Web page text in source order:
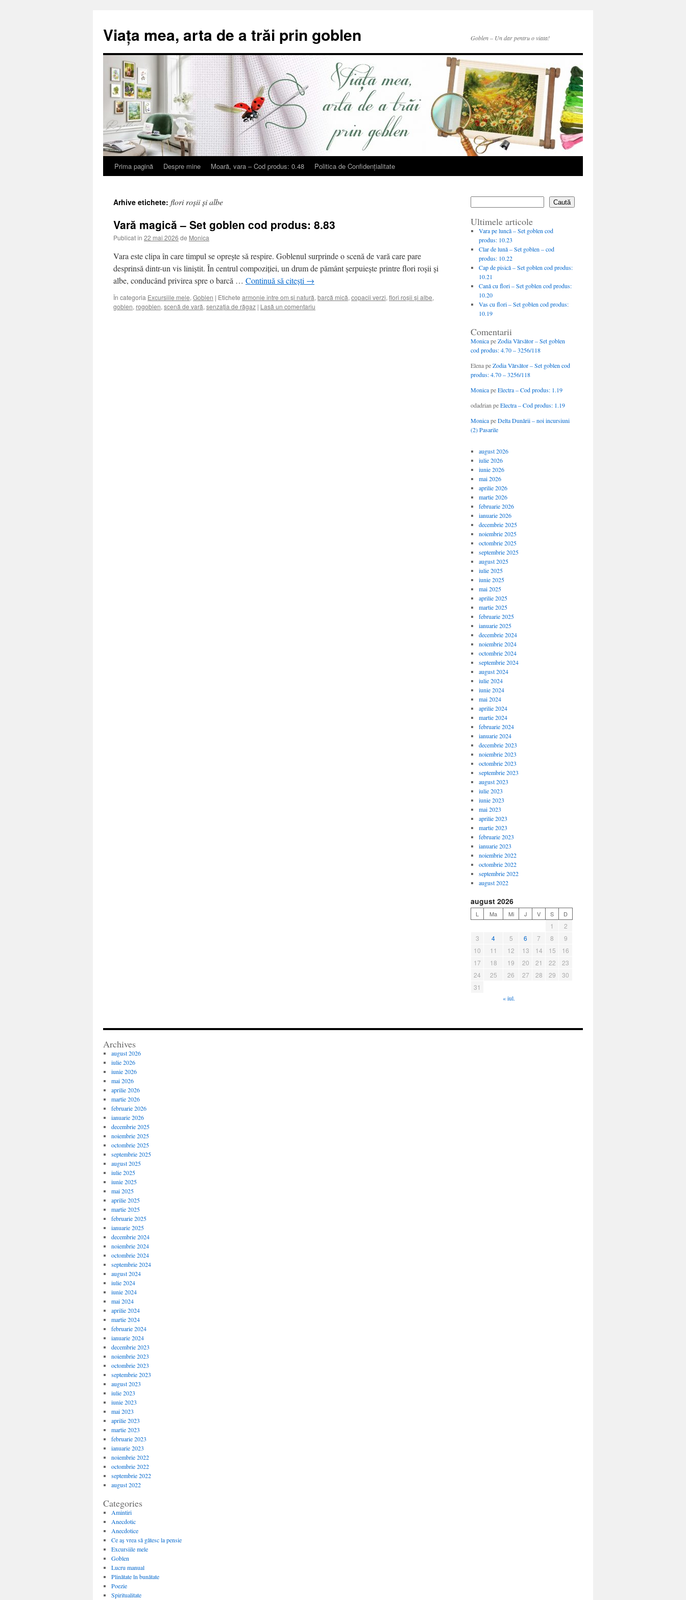
Viața mea, arta de a trăi prin goblen Goblen – Un dar pentru o viata!
Sari
conținut
Prima pagină Despre mine Moară, vara – Cod produs: 0.48 Politica de Confidențialitate
Arhive etichete: flori roșii și albe
Vară magică – Set goblen cod produs: 8.83
Publicat în 22 mai 2026 de Monica
Vara este clipa în care timpul se oprește să respire. Goblenul surprinde o scenă de vară care pare
desprinsă dintr-un vis liniștit. În centrul compoziției, un drum de pământ șerpuiește printre flori roșii și
albe, conducând privirea spre o barcă … Continuă să citești →
În categoria Excursiile mele, Goblen | Etichete armonie între om și natură, barcă mică, copacii verzi, flori roșii și albe,
goblen, rogoblen, scenă de vară, senzația de răgaz | Lasă un comentariu
Caută
Ultimele articole
Vara pe luncă – Set goblen cod
produs: 10.23
Clar de lună – Set goblen – cod
produs: 10.22
Cap de pisică – Set goblen cod produs:
10.21
Cană cu flori – Set goblen cod produs:
10.20
Vas cu flori – Set goblen cod produs:
10.19
Comentarii
MonicapeZodia Vărsător – Set goblen
cod produs: 4.70 – 3256/118
ElenapeZodia Vărsător – Set goblen cod
produs: 4.70 – 3256/118
MonicapeElectra – Cod produs: 1.19
odadrian peElectra – Cod produs: 1.19
MonicapeDelta Dunării – noi incursiuni
(2) Pasarile
august 2026
iulie 2026
iunie 2026
mai 2026
aprilie 2026
martie 2026
februarie 2026
ianuarie 2026
decembrie 2025
noiembrie 2025
octombrie 2025
septembrie 2025
august 2025
iulie 2025
iunie 2025
mai 2025
aprilie 2025
martie 2025
februarie 2025
ianuarie 2025
decembrie 2024
noiembrie 2024
octombrie 2024
septembrie 2024
august 2024
iulie 2024
iunie 2024
mai 2024
aprilie 2024
martie 2024
februarie 2024
ianuarie 2024
decembrie 2023
noiembrie 2023
octombrie 2023
septembrie 2023
august 2023
iulie 2023
iunie 2023
mai 2023
aprilie 2023
martie 2023
februarie 2023
ianuarie 2023
noiembrie 2022
octombrie 2022
septembrie 2022
august 2022
august 2026
L Ma Mi J V S D
1
2
3
4 5 6 7 8
9
10
11 12 13 14 15
16
17
18 19 20 21 22
23
24
25 26 27 28 29
30
31
« iul.
Archives
august 2026
iulie 2026
iunie 2026
mai 2026
aprilie 2026
martie 2026
februarie 2026
ianuarie 2026
decembrie 2025
noiembrie 2025
octombrie 2025
septembrie 2025
august 2025
iulie 2025
iunie 2025
mai 2025
aprilie 2025
martie 2025
februarie 2025
ianuarie 2025
decembrie 2024
noiembrie 2024
octombrie 2024
septembrie 2024
august 2024
iulie 2024
iunie 2024
mai 2024
aprilie 2024
martie 2024
februarie 2024
ianuarie 2024
decembrie 2023
noiembrie 2023
octombrie 2023
septembrie 2023
august 2023
iulie 2023
iunie 2023
mai 2023
aprilie 2023
martie 2023
februarie 2023
ianuarie 2023
noiembrie 2022
octombrie 2022
septembrie 2022
august 2022
Categories
Amintiri
Anecdotic
Anecdotice
Ce aș vrea să gătesc la pensie
Excursiile mele
Goblen
Lucru manual
Plinătate în bunătate
Poezie
Spiritualitate